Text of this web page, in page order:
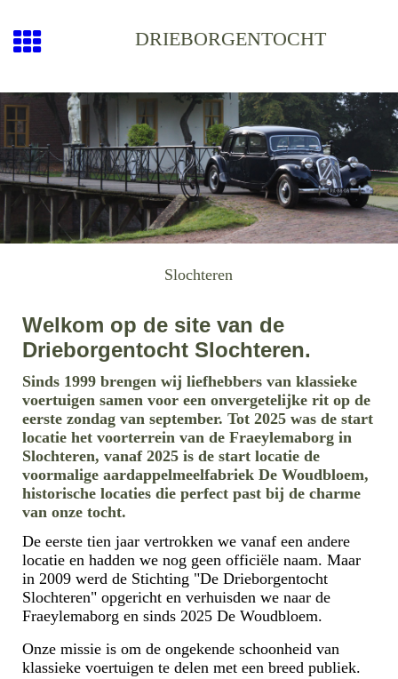
DRIEBORGENTOCHT
Slochteren
Welkom op de site van de
Drieborgentocht Slochteren.
Sinds 1999 brengen wij liefhebbers van klassieke
voertuigen samen voor een onvergetelijke rit op de
eerste zondag van september. Tot 2025 was de start
locatie het voorterrein van de Fraeylemaborg in
Slochteren, vanaf 2025 is de start locatie de
voormalige aardappelmeelfabriek De Woudbloem,
historische locaties die perfect past bij de charme
van onze tocht.
De eerste tien jaar vertrokken we vanaf een andere
locatie en hadden we nog geen officiële naam. Maar
in 2009 werd de Stichting "De Drieborgentocht
Slochteren" opgericht en verhuisden we naar de
Fraeylemaborg en sinds 2025 De Woudbloem.
Onze missie is om de ongekende schoonheid van
klassieke voertuigen te delen met een breed publiek.